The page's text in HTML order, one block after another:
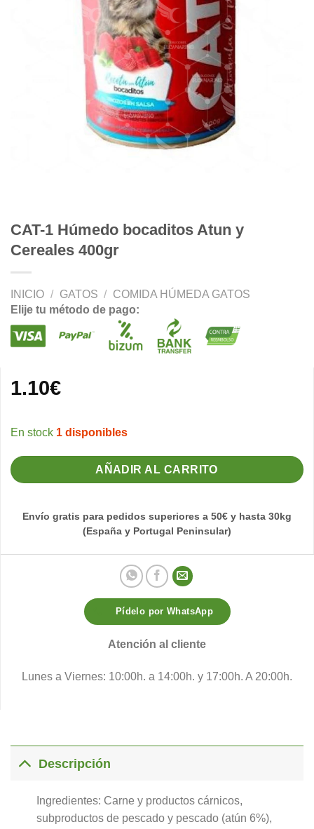
CAT-1 Húmedo bocaditos Atun y
Cereales 400gr
INICIO / GATOS / COMIDA HÚMEDA GATOS
Elije tu método de pago:
1.10€
1 disponibles
AÑADIR AL CARRITO
Envío gratis para pedidos superiores a 50€ y hasta 30kg
(España y Portugal Peninsular)
Pídelo por WhatsApp
Atención al cliente
Lunes a Viernes: 10:00h. a 14:00h. y 17:00h. A 20:00h.
Descripción
Ingredientes: Carne y productos cárnicos,
subproductos de pescado y pescado (atún 6%),